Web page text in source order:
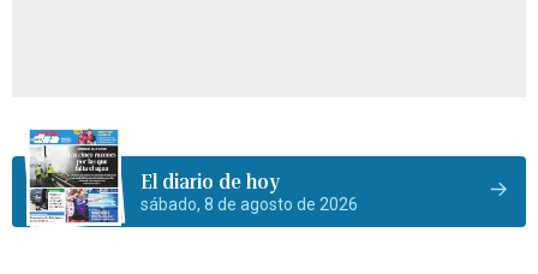
El diario de hoy
sábado, 8 de agosto de 2026